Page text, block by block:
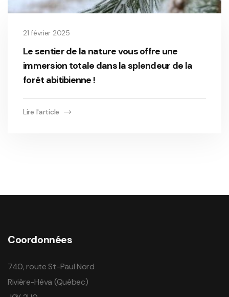
21 février 2025
Le sentier de la nature vous offre une
immersion totale dans la splendeur de la
forêt abitibienne !
Lire l'article
Coordonnées
740, route St-Paul Nord
Rivière-Héva (Québec)